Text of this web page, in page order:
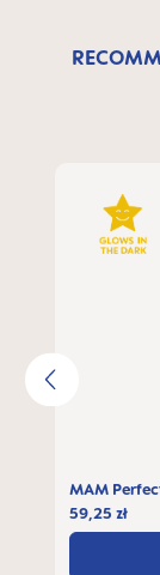
MAM
59,25 zł